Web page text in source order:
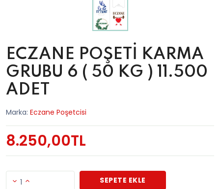
ECZANE POŞETİ KARMA
GRUBU 6 ( 50 KG ) 11.500
ADET
Marka: Eczane Poşetcisi
8.250,00TL
1 SEPETE EKLE